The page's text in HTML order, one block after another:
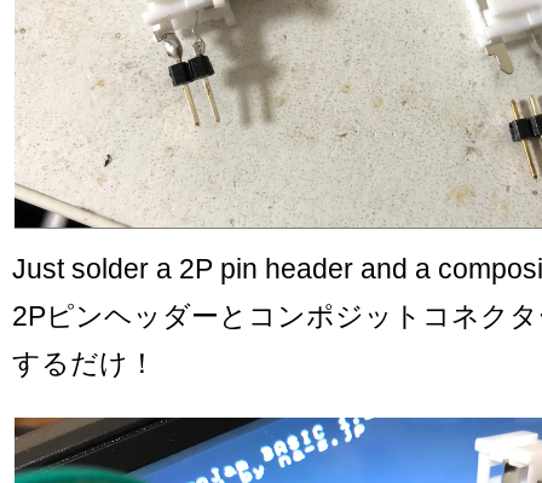
Just solder a 2P pin header and a
2Pピンヘッダーとコンポジットコネク
するだけ！